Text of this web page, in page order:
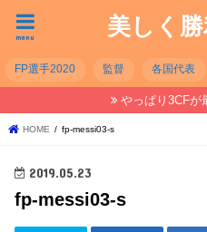
美しく勝
menu
FP選手2020 監督 各国代表
やっぱり3CFが
HOME fp-messi03-s
2019.05.23
fp-messi03-s